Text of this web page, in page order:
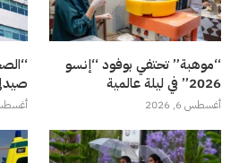
“موهبة” تحتفي بوفود “إنسو
2026” في ليلة عالمية
أغسطس 6, 2026 أغسطس 6,